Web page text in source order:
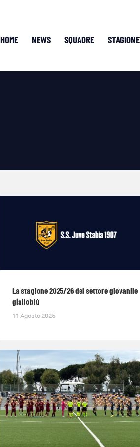
HOME NEWS SQUADRE STAGIONE
La stagione 2025/26 del settore giovanile
gialloblù
11 Agosto 2025